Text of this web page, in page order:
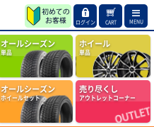
ログイン CART MENU
オールシーズン
単品
ホイール
単品
オールシーズン
ホイールセット
売り尽くし
アウトレットコーナー